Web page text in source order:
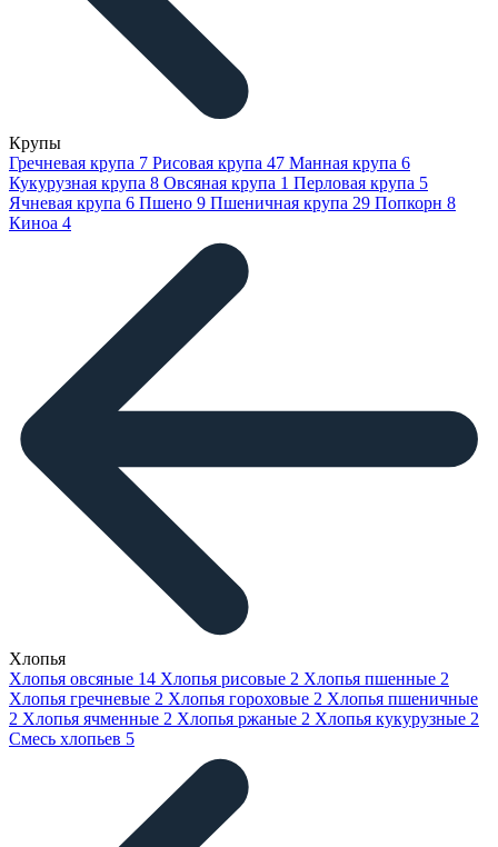
Крупы
Гречневая крупа 7 Рисовая крупа 47 Манная крупа 6
Кукурузная крупа 8 Овсяная крупа 1 Перловая крупа 5
Ячневая крупа 6 Пшено 9 Пшеничная крупа 29 Попкорн 8
Киноа 4
Хлопья
Хлопья овсяные 14 Хлопья рисовые 2 Хлопья пшенные 2
Хлопья гречневые 2 Хлопья гороховые 2 Хлопья пшеничные
2 Хлопья ячменные 2 Хлопья ржаные 2 Хлопья кукурузные 2
Смесь хлопьев 5